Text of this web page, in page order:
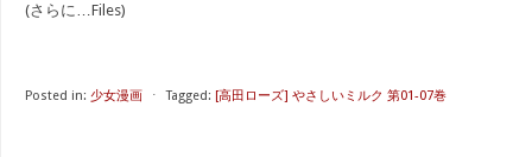
(さらに…Files)
Posted in: 少女漫画 ⋅ Tagged: [高田ローズ] やさしいミルク 第01-07巻